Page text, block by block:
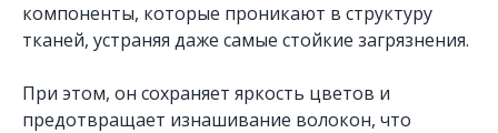
компоненты, которые проникают в структуру
тканей, устраняя даже самые стойкие загрязнения.
При этом, он сохраняет яркость цветов и
предотвращает изнашивание волокон, что